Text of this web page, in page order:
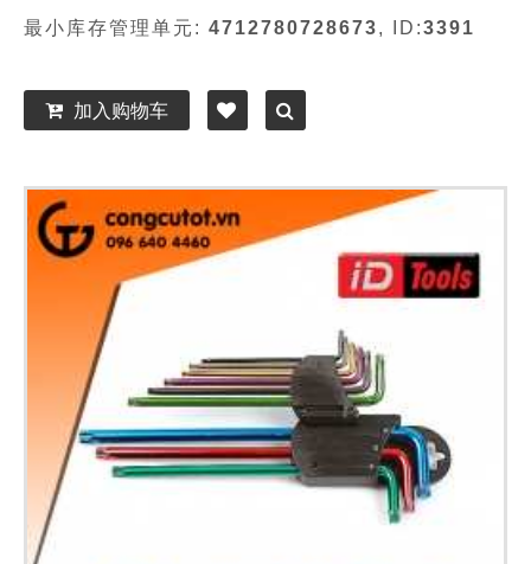
最小库存管理单元: 4712780728673, ID:3391
加入购物车